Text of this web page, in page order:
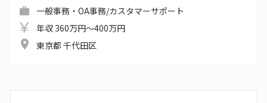
一般事務・OA事務/カスタマーサポート
年収 360万円～400万円
東京都 千代田区